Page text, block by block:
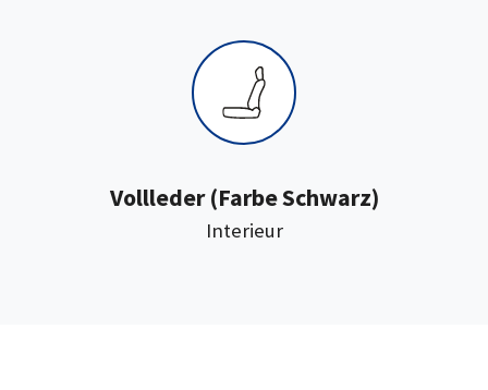
Interieur
Vollleder:(Farbe Schwarz)